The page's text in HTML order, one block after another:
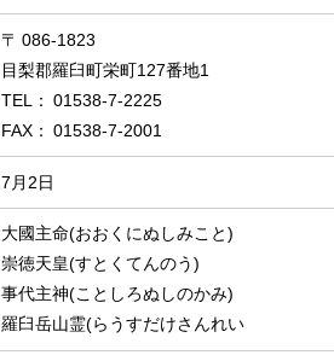
086-1823
目梨郡羅臼町栄町127番地1
01538-7-2225
01538-7-2001
7月2日
大國主命(おおくにぬしみこと)
崇徳天皇(すとくてんのう)
事代主神(ことしろぬしのかみ)
羅臼岳山霊(らうすだけさんれい